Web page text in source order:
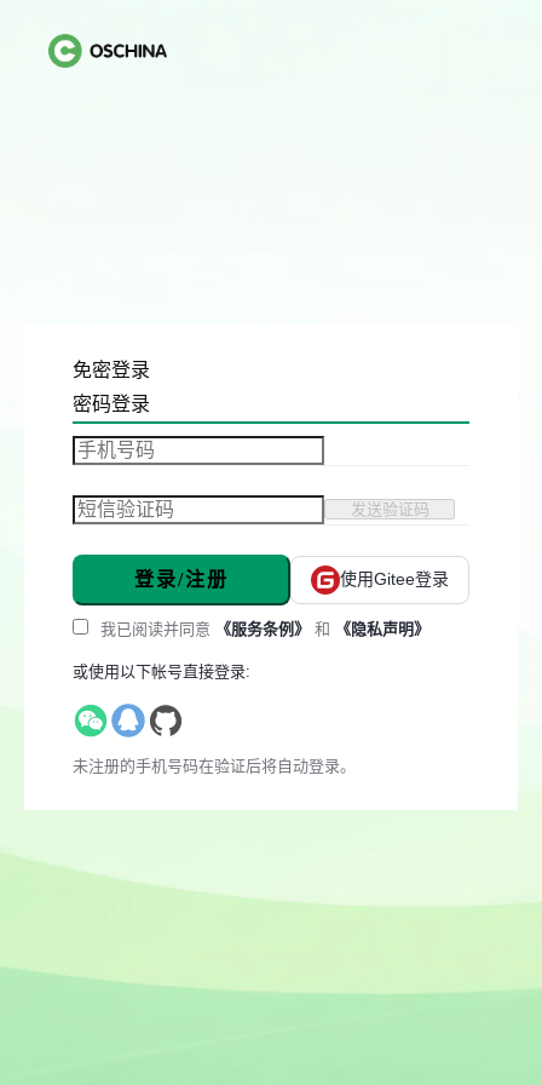
免密登录
密码登录
发送验证码
登录/注册 使用Gitee登录
我已阅读并同意 《服务条例》 和 《隐私声明》
或使用以下帐号直接登录:
未注册的手机号码在验证后将自动登录。